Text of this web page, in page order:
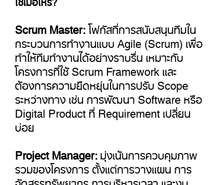
Scrum Master:โฟกัสที่การสนับสนุนทีมใน
กระบวนการทำงานแบบ Agile (Scrum) เพื่อ
ทำให้ทีมทำงานได้อย่างราบรื่น เหมาะกับ
โครงการที่ใช้ Scrum Framework และ
ต้องการความยืดหยุ่นในการปรับ Scope
ระหว่างทาง เช่น การพัฒนา Software หรือ
Digital Product ที่ Requirement เปลี่ยน
บ่อย
Project Manager:มุ่งเน้นการควบคุมภาพ
รวมของโครงการ ตั้งแต่การวางแผน การ
จัดสรรทรัพยากร การบริหารเวลา และงบ